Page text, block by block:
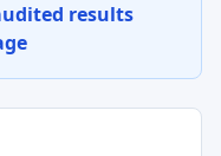
results